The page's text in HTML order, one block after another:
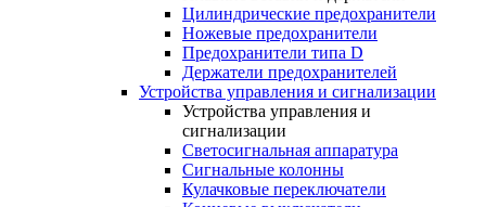
Цилиндрические предохранители
Ножевые предохранители
Предохранители типа D
Держатели предохранителей
Устройства управления и сигнализации
Устройства управления и
сигнализации
Светосигнальная аппаратура
Сигнальные колонны
Кулачковые переключатели